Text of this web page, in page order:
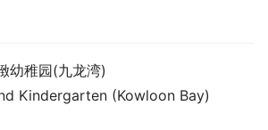
幼稚园(九龙湾)
Kindergarten (Kowloon Bay)